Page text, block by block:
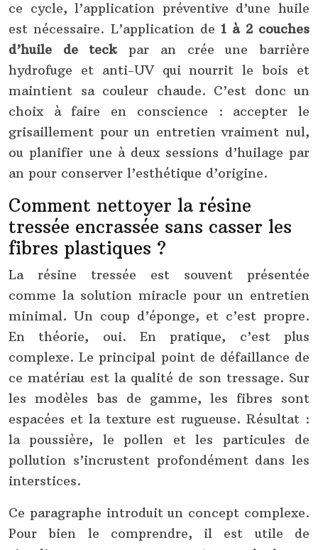
ce cycle, l’application préventive d’une huile
est nécessaire. L’application de 1 à 2 couches
d’huile de teck par an crée une barrière
hydrofuge et anti-UV qui nourrit le bois et
maintient sa couleur chaude. C’est donc un
choix à faire en conscience : accepter le
grisaillement pour un entretien vraiment nul,
ou planifier une à deux sessions d’huilage par
an pour conserver l’esthétique d’origine.
Comment nettoyer la résine
tressée encrassée sans casser les
fibres plastiques ?
La résine tressée est souvent présentée
comme la solution miracle pour un entretien
minimal. Un coup d’éponge, et c’est propre.
En théorie, oui. En pratique, c’est plus
complexe. Le principal point de défaillance de
ce matériau est la qualité de son tressage. Sur
les modèles bas de gamme, les fibres sont
espacées et la texture est rugueuse. Résultat :
la poussière, le pollen et les particules de
pollution s’incrustent profondément dans les
interstices.
Ce paragraphe introduit un concept complexe.
Pour bien le comprendre, il est utile de